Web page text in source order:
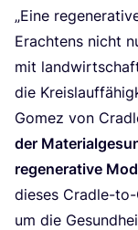
„Eine
Erach­tens nicht
mit
die
Gomez von
der
rege­ne­ra­ti­ve
die­ses Crad­le-
um die